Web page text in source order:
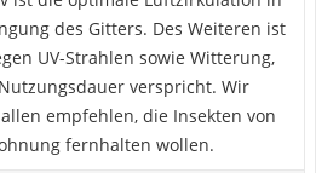
des Gitters. Des Weiteren ist
UV-Strahlen sowie Witterung,
verspricht. Wir
empfehlen, die Insekten von
fernhalten wollen.